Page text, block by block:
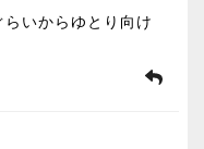
いからゆとり向け